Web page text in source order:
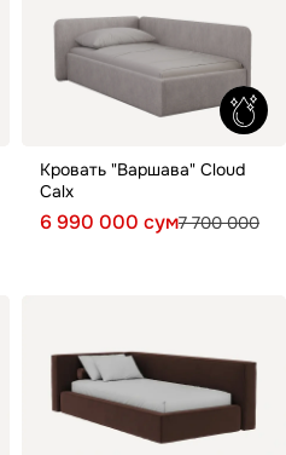
Кровать "Варшава" Cloud
Calx
6 990 000 сум7 700 000